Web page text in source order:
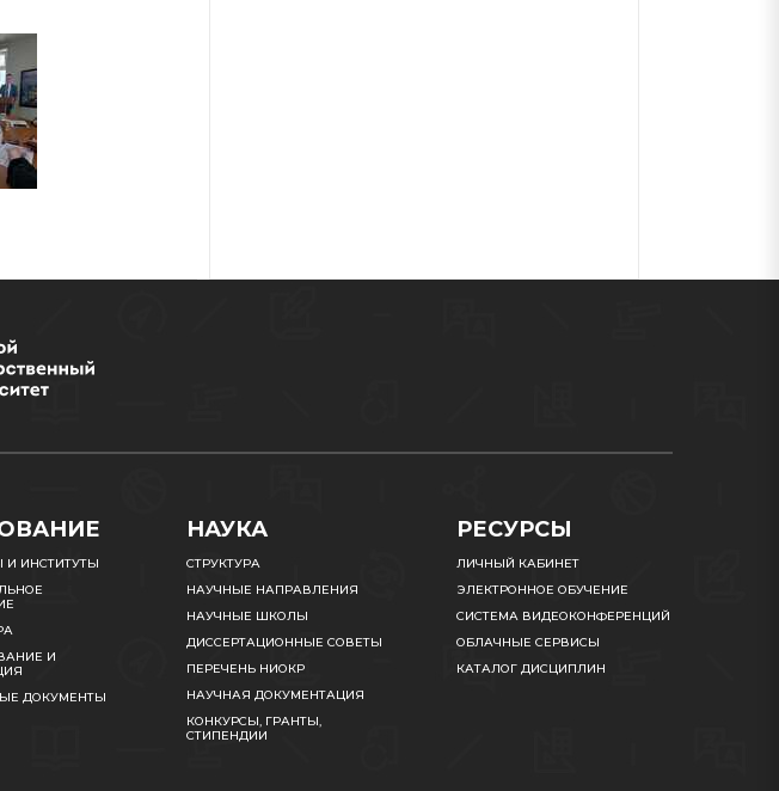
И ИНСТИТУТЫ
И
ДОКУМЕНТЫ
НАУКА
СТРУКТУРА
НАУЧНЫЕ НАПРАВЛЕНИЯ
НАУЧНЫЕ ШКОЛЫ
ДИССЕРТАЦИОННЫЕ СОВЕТЫ
ПЕРЕЧЕНЬ НИОКР
НАУЧНАЯ ДОКУМЕНТАЦИЯ
КОНКУРСЫ, ГРАНТЫ,
СТИПЕНДИИ
РЕСУРСЫ
ЛИЧНЫЙ КАБИНЕТ
ЭЛЕКТРОННОЕ ОБУЧЕНИЕ
СИСТЕМА ВИДЕОКОНФЕРЕНЦИЙ
ОБЛАЧНЫЕ СЕРВИСЫ
КАТАЛОГ ДИСЦИПЛИН